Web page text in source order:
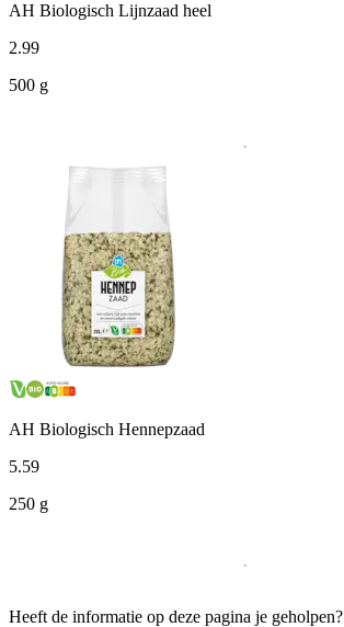
AH Biologisch Lijnzaad heel
2.99
500 g
AH Biologisch Hennepzaad
5.59
250 g
Heeft de informatie op deze pagina je geholpen?